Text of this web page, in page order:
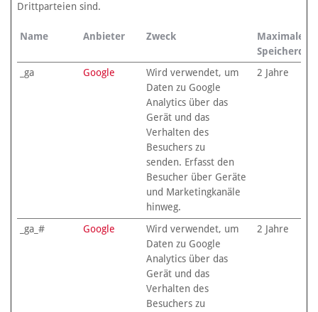
Drittparteien sind.
Name Anbieter Zweck
Maximale
_ga
Google
Wird verwendet, um
Daten zu Google
Analytics über das
Gerät und das
Verhalten des
Besuchers zu
senden. Erfasst den
Besucher über Geräte
und Marketingkanäle
hinweg.
2 Jahre
_ga_# Google
Wird verwendet, um
Daten zu Google
Analytics über das
Gerät und das
Verhalten des
Besuchers zu
2 Jahre